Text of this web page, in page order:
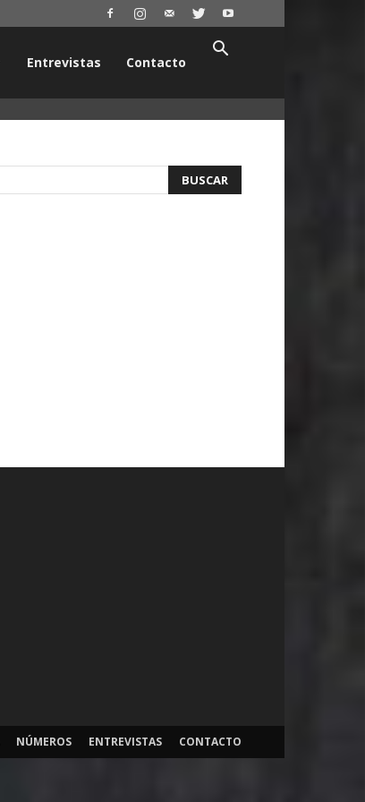
Entrevistas Contacto
NÚMEROS ENTREVISTAS CONTACTO